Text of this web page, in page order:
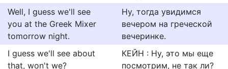
Well, I guess we'll see
you at the Greek Mixer
tomorrow night.
Ну, тогда увидимся
вечером на греческой
вечеринке.
I guess we'll see about
that, won't we?
КЕЙН : Ну, это мы еще
посмотрим, не так ли?